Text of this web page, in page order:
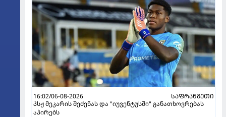
16:02/06-08-2026
ᲡᲐᲤᲠᲐᲜᲒᲔᲗᲘ
პსჟ მეკარის შეძენას და "იუვენტუსში" განათხოვრებას
აპირებს